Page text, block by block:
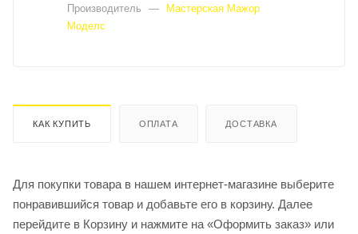
Производитель
—
Мастерская Мажор
Моделс
КАК КУПИТЬ ОПЛАТА ДОСТАВКА
Для покупки товара в нашем интернет-магазине выберите
понравившийся товар и добавьте его в корзину. Далее
перейдите в Корзину и нажмите на «Оформить заказ» или